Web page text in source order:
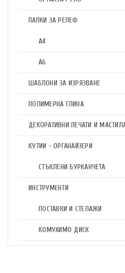
ПАПКИ ЗА РЕЛЕФ
А4
А6
ШАБЛОНИ ЗА ИЗРЯЗВАНЕ
ПОЛИМЕРНА ГЛИНА
ДЕКОРАТИВНИ ПЕЧАТИ И
КУТИИ - ОРГАНАЙЗЕРИ
СТЪКЛЕНИ БУРКАНЧЕТА
ИНСТРУМЕНТИ
ПОСТАВКИ И СТЕЛАЖИ
КОМУХИМО ДИСК